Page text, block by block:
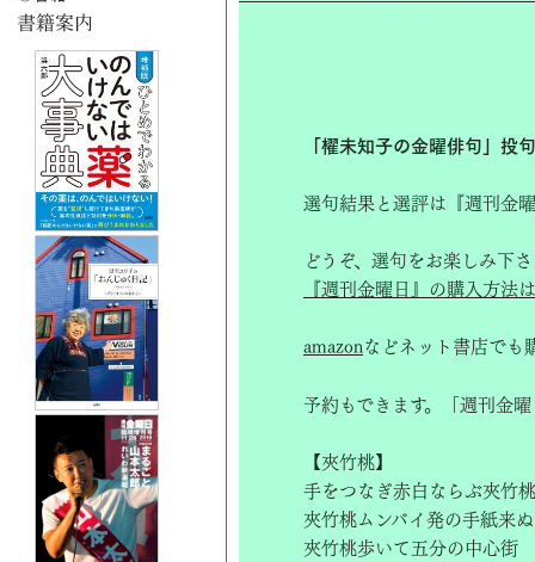
「櫂未知子の金曜俳句」投
選句結果と選評は『週刊金
どうぞ、選句をお楽しみ下
『週刊金曜日』の購入方法
amazonなどネット書店でも
予約もできます。「週刊金
【夾竹桃】
手をつなぎ赤白ならぶ夾竹桃
夾竹桃ムンバイ発の手紙来ぬ
夾竹桃歩いて五分の中心街